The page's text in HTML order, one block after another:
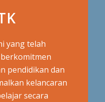
yang telah
pendidikan dan
kelancaran
secara